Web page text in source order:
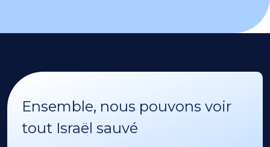
Ensemble, nous pouvons voir
tout Israël sauvé